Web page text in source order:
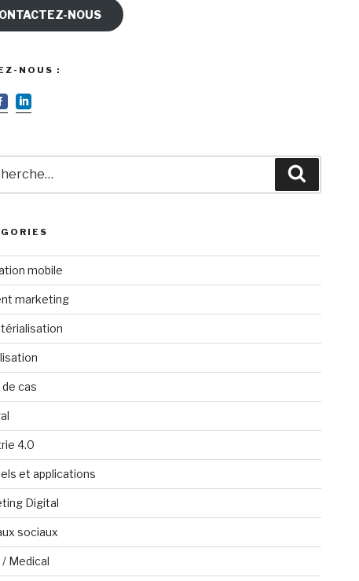
NOUS
NOUS :
mobile
marketing
cas
4.0
et applications
Digital
sociaux
Medical